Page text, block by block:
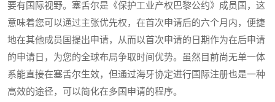
要有国际视野。塞舌尔是《保护工业产权巴黎公约》成员国，这
意味着您可以通过主张优先权，在首次申请后的六个月内，便捷
地在其他成员国提出申请，从而以首次申请的日期作为在后申请
的申请日，为您的全球布局争取时间优势。虽然目前尚无单一体
系能直接在塞舌尔生效，但通过海牙协定进行国际注册也是一种
高效的途径，可以简化在多国申请的程序。